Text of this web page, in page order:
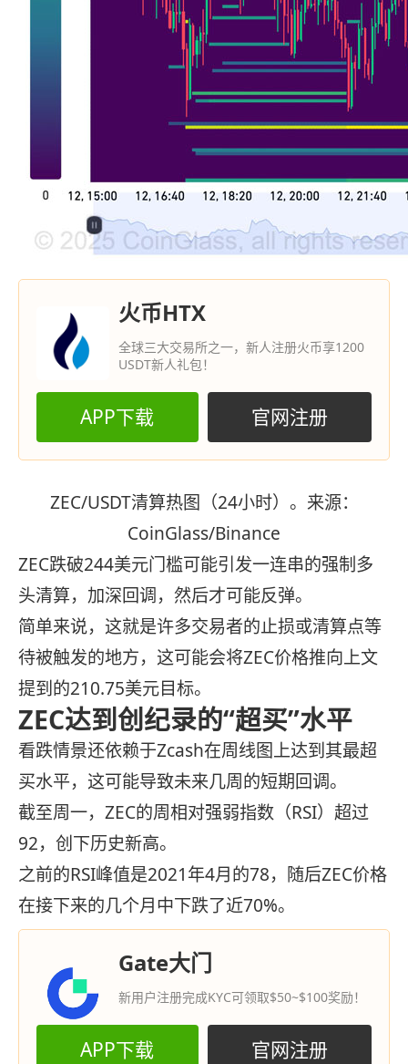
火币HTX
全球三大交易所之一，新人注册火币享1200
USDT新人礼包！
APP下载 官网注册
ZEC/USDT清算热图（24小时）。来源：
CoinGlass/Binance
ZEC跌破244美元门槛可能引发一连串的强制多
头清算，加深回调，然后才可能反弹。
简单来说，这就是许多交易者的止损或清算点等
待被触发的地方，这可能会将ZEC价格推向上文
提到的210.75美元目标。
ZEC达到创纪录的“超买”水平
看跌情景还依赖于Zcash在周线图上达到其最超
买水平，这可能导致未来几周的短期回调。
截至周一，ZEC的周相对强弱指数（RSI）超过
92，创下历史新高。
之前的RSI峰值是2021年4月的78，随后ZEC价格
在接下来的几个月中下跌了近70%。
Gate大门
新用户注册完成KYC可领取$50~$100奖励！
APP下载 官网注册